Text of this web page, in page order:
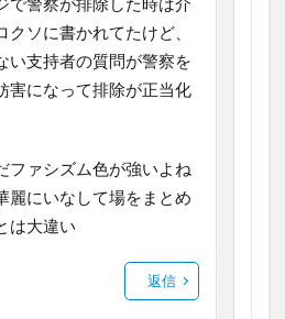
クソに書かれてたけど、
い支持者の質問が警察を
害になって排除が正当化
ファシズム色が強いよね
麗にいなして場をまとめ
は大違い
返信